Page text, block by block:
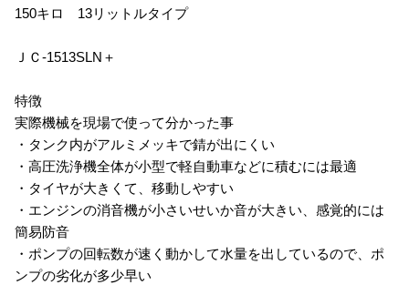
150キロ 13リットルタイプ
ＪＣ-1513SLN＋
特徴
実際機械を現場で使って分かった事
・タンク内がアルミメッキで錆が出にくい
・高圧洗浄機全体が小型で軽自動車などに積むには最適
・タイヤが大きくて、移動しやすい
・エンジンの消音機が小さいせいか音が大きい、感覚的には
簡易防音
・ポンプの回転数が速く動かして水量を出しているので、ポ
ンプの劣化が多少早い